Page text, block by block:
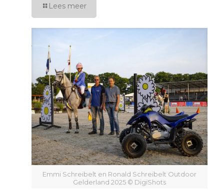
Lees meer
Emmi Schreibelt en Ronald Schreibelt Outdoor
Gelderland 2025 © DigiShots